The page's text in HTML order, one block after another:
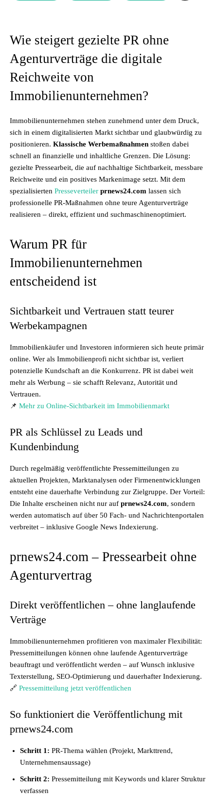
Wie steigert gezielte PR ohne
Agenturverträge die digitale
Reichweite von
Immobilienunternehmen?
Immobilienunternehmen stehen zunehmend unter dem Druck,
sich in einem digitalisierten Markt sichtbar und glaubwürdig zu
positionieren. Klassische Werbemaßnahmen stoßen dabei
schnell an finanzielle und inhaltliche Grenzen. Die Lösung:
gezielte Pressearbeit, die auf nachhaltige Sichtbarkeit, messbare
Reichweite und ein positives Markenimage setzt. Mit dem
spezialisierten Presseverteiler prnews24.com lassen sich
professionelle PR-Maßnahmen ohne teure Agenturverträge
realisieren – direkt, effizient und suchmaschinenoptimiert.
Warum PR für
Immobilienunternehmen
entscheidend ist
Sichtbarkeit und Vertrauen statt teurer
Werbekampagnen
Immobilienkäufer und Investoren informieren sich heute primär
online. Wer als Immobilienprofi nicht sichtbar ist, verliert
potenzielle Kundschaft an die Konkurrenz. PR ist dabei weit
mehr als Werbung – sie schafft Relevanz, Autorität und
Vertrauen.
📌 Mehr zu Online-Sichtbarkeit im Immobilienmarkt
PR als Schlüssel zu Leads und
Kundenbindung
Durch regelmäßig veröffentlichte Pressemitteilungen zu
aktuellen Projekten, Marktanalysen oder Firmenentwicklungen
entsteht eine dauerhafte Verbindung zur Zielgruppe. Der Vorteil:
Die Inhalte erscheinen nicht nur auf prnews24.com, sondern
werden automatisch auf über 50 Fach- und Nachrichtenportalen
verbreitet – inklusive Google News Indexierung.
prnews24.com – Pressearbeit ohne
Agenturvertrag
Direkt veröffentlichen – ohne langlaufende
Verträge
Immobilienunternehmen profitieren von maximaler Flexibilität:
Pressemitteilungen können ohne laufende Agenturverträge
beauftragt und veröffentlicht werden – auf Wunsch inklusive
Texterstellung, SEO-Optimierung und dauerhafter Indexierung.
🔗 Pressemitteilung jetzt veröffentlichen
So funktioniert die Veröffentlichung mit
prnews24.com
Schritt 1: PR-Thema wählen (Projekt, Markttrend,
Unternehmensaussage)
Schritt 2: Pressemitteilung mit Keywords und klarer Struktur
verfassen